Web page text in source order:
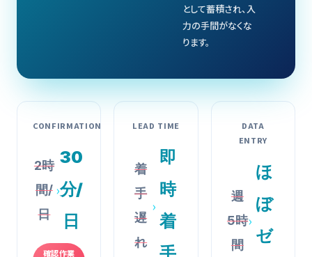
として蓄積され、入
力の手間がなくな
ります。
CONFIRMATION
2時
間/
日
›
30
分/
日
確認作業
LEAD TIME
着
手
遅
れ
›
即
時
着
DATA
ENTRY
週
5時
間
›
ほ
ぼ
ゼ